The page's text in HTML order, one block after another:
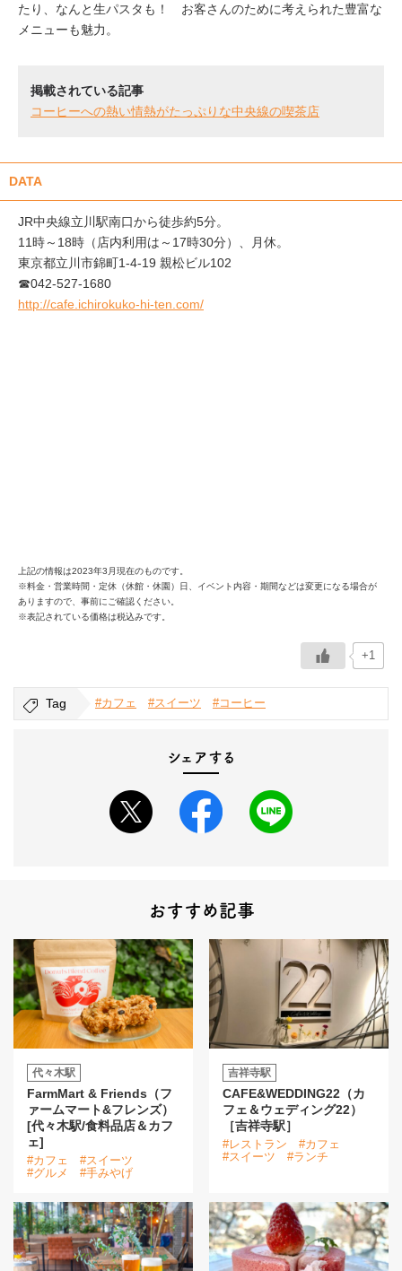
たり、なんと生パスタも！ お客さんのために考えられた豊富な
メニューも魅力。
掲載されている記事
コーヒーへの熱い情熱がたっぷりな中央線の喫茶店
DATA
JR中央線立川駅南口から徒歩約5分。
11時～18時（店内利用は～17時30分）、月休。
東京都立川市錦町1-4-19 親松ビル102
☎042-527-1680
http://cafe.ichirokuko-hi-ten.com/
上記の情報は2023年3月現在のものです。
※料金・営業時間・定休（休館・休園）日、イベント内容・期間などは変更になる場合が
ありますので、事前にご確認ください。
※表記されている価格は税込みです。
+1
Tag #カフェ #スイーツ #コーヒー
シェアする
おすすめ記事
代々木駅
FarmMart & Friends（フ
ァームマート&フレンズ）
[代々木駅/食料品店＆カフ
ェ]
#カフェ
#スイーツ
#グルメ
#手みやげ
吉祥寺駅
CAFE&WEDDING22（カ
フェ＆ウェディング22）
［吉祥寺駅］
#レストラン
#カフェ
#スイーツ
#ランチ